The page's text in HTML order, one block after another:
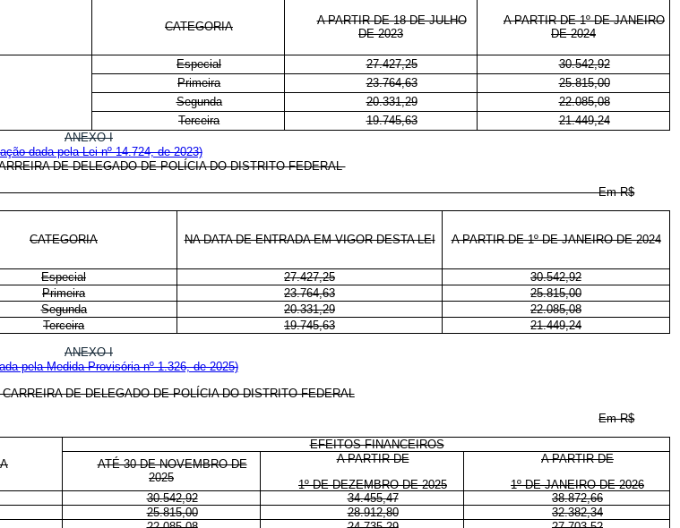
CATEGORIA
A PARTIR DE 18 DE JULHO
DE 2023
A PARTIR DE 1º DE JANEIRO
DE 2024
Especial 27.427,25
30.542,92
Primeira
23.764,63
25.815,00
Segunda
20.331,29
22.085,08
Terceira
19.745,63
21.449,24
ANEXO I
dada pela Lei nº 14.724, de 2023)
DE DELEGADO DE POLÍCIA DO DISTRITO FEDERAL
R$
CATEGORIA NA DATA DE ENTRADA EM VIGOR DESTA LEI A PARTIR DE 1º DE JANEIRO DE 2024
Especial 27.427,25
30.542,92
Primeira
23.764,63
25.815,00
Segunda
20.331,29
22.085,08
Terceira
19.745,63 21.449,24
ANEXO I
pela Medida Provisória nº 1.326, de 2025)
DE DELEGADO DE POLÍCIA DO DISTRITO FEDERAL
Em R$
EFEITOS FINANCEIROS
ATÉ 30 DE NOVEMBRO DE
2025
A PARTIR DE
1º DE DEZEMBRO DE 2025
A PARTIR DE
1º DE JANEIRO DE 2026
30.542,92 34.455,47
38.872,66
25.815,00 28.912,80
32.382,34